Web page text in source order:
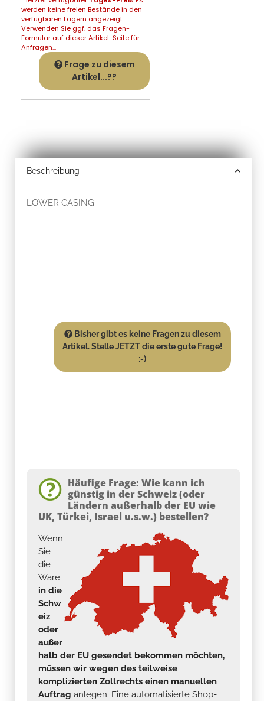
werden keine freien Bestände in den
verfügbaren Lägern angezeigt.
Verwenden Sie ggf. das Fragen-
Formular auf dieser Artikel-Seite für
Anfragen...
Frage zu diesem
Artikel...??
Beschreibung
LOWER CASING
Bisher gibt es keine Fragen zu diesem
Artikel. Stelle JETZT die erste gute Frage!
:-)
Häufige Frage: Wie kann ich
günstig in der Schweiz (oder
Ländern außerhalb der EU wie
UK, Türkei, Israel u.s.w.) bestellen?
Wenn
Sie
die
Ware
in die
Schw
eiz
oder
außer
halb der EU gesendet bekommen möchten,
müssen wir wegen des teilweise
komplizierten Zollrechts einen manuellen
Auftrag anlegen. Eine automatisierte Shop-